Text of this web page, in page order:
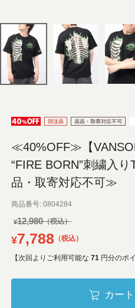
≪40%OFF≫【
“FIRE BORN”刺繍入
品・取寄対応不可≫
商品番号 0804284
¥12,980
¥7,788 税込
【次回よりご利用可能な 71 円分のポ
カー